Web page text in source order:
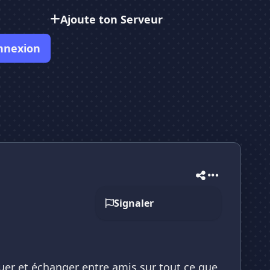
Ajoute ton Serveur
Signaler
et échanger entre amis sur tout ce que